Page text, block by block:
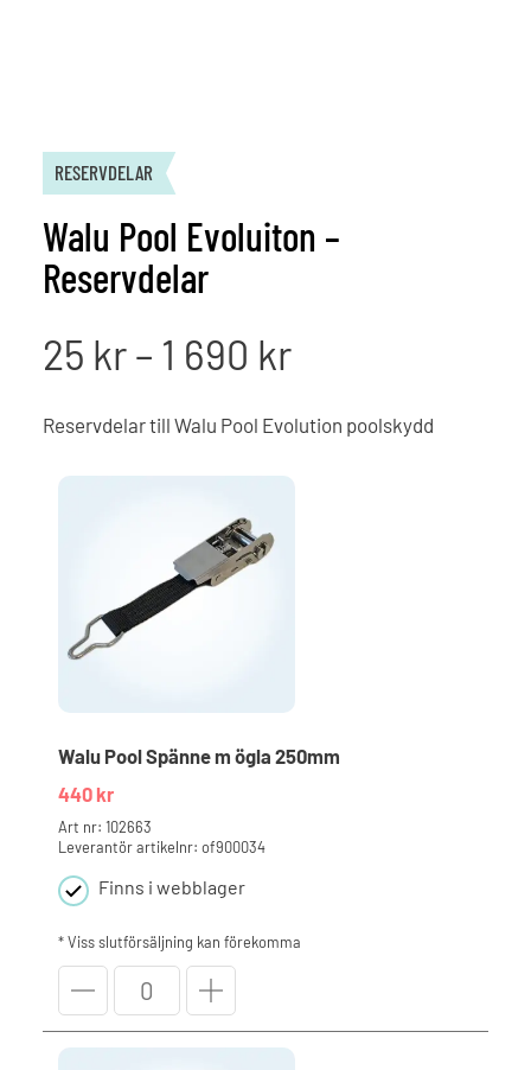
RESERVDELAR
Walu Pool Evoluiton –
Reservdelar
25 kr– 1 690 krPrisintervall:
25 kr
till
Reservdelar till Walu Pool Evolution poolskydd
Walu Pool Spänne m ögla 250mm
440 kr
Leverantör artikelnr: of900034
Art nr: 102663
Finns i webblager
* Viss slutförsäljning kan förekomma
Walu
Pool
Spänne
m
ögla